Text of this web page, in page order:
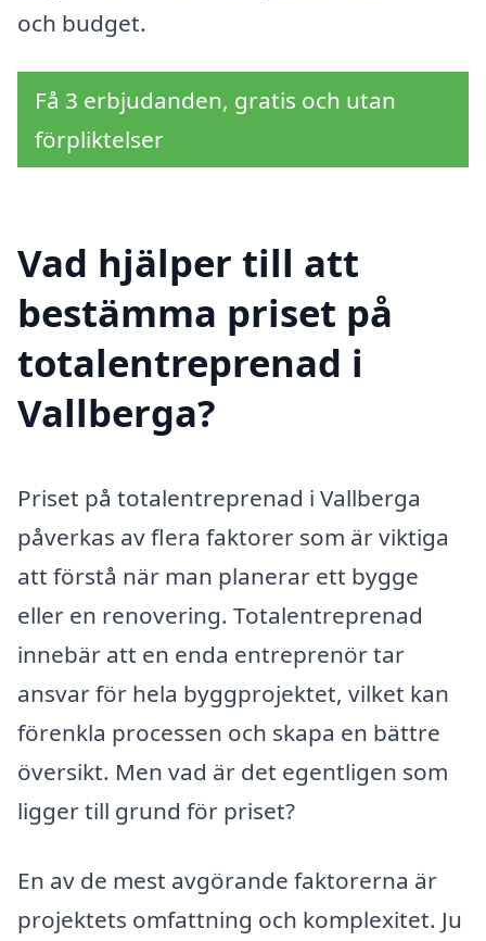
och budget.
Få 3 erbjudanden, gratis och utan
förpliktelser
Vad hjälper till att
bestämma priset på
totalentreprenad i
Vallberga?
Priset på totalentreprenad i Vallberga
påverkas av flera faktorer som är viktiga
att förstå när man planerar ett bygge
eller en renovering. Totalentreprenad
innebär att en enda entreprenör tar
ansvar för hela byggprojektet, vilket kan
förenkla processen och skapa en bättre
översikt. Men vad är det egentligen som
ligger till grund för priset?
En av de mest avgörande faktorerna är
projektets omfattning och komplexitet. Ju